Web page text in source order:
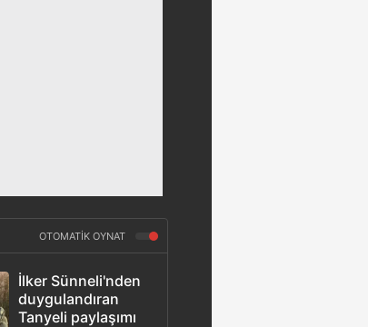
OTOMATİK OYNAT
İlker Sünneli'nden
duygulandıran
Tanyeli paylaşımı